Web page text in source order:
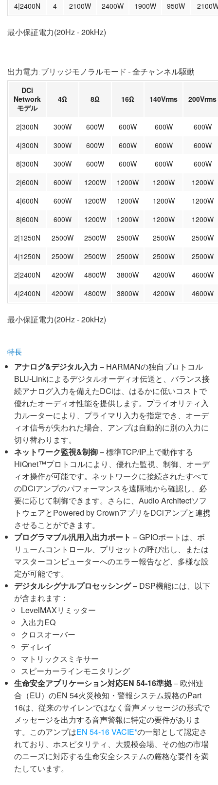
4|2400N
4 2100W 2400W 1900W 950W
最小保証電力(20Hz - 20kHz)
出力電力: ブリッジモノラルモード - 全チャンネル駆動
DCi
Network
モデル
4Ω 8Ω 16Ω 140Vrms 200Vrms
2|300N 300W 600W 600W 600W
600W
4|300N
300W 600W 600W 600W
600W
8|300N
300W 600W 600W 600W
600W
2|600N
600W 1200W 1200W 1200W
1200W
4|600N
600W 1200W 1200W 1200W
1200W
8|600N
600W 1200W 1200W 1200W
1200W
2|1250N
2500W 2500W 2500W 2500W
2500W
4|1250N
2500W 2500W 2500W 2500W
2500W
2|2400N
4200W 4800W 3800W 4200W
4600W
4|2400N
4200W 4800W 3800W 4200W 4600W
最小保証電力(20Hz - 20kHz)
特長
アナログ&デジタル入力 – HARMANの独自プロトコル
BLU-Linkによるデジタルオーディオ伝送と、バランス接
続アナログ入力を備えたDCiは、はるかに低いコストで
優れたオーディオ性能を提供します。プライオリティ入
力ルーターにより、プライマリ入力を指定でき、オーデ
ィオ信号が失われた場合、アンプは自動的に別の入力に
切り替わります。
ネットワーク監視&制御– 標準TCP/IP上で動作する
HiQnet™プロトコルにより、優れた監視、制御、オーデ
ィオ操作が可能です。ネットワークに接続されたすべて
のDCiアンプのパフォーマンスを遠隔地から確認し、必
要に応じて制御できます。さらに、Audio Architectソフ
トウェアとPowered by CrownアプリをDCiアンプと連携
させることができます。
プログラマブル汎用入出力ポート – GPIOポートは、ボ
リュームコントロール、プリセットの呼び出し、または
マスターコンピューターへのエラー報告など、多様な設
定が可能です。
デジタルシグナルプロセッシング– DSP機能には、以下
が含まれます：
LevelMAXリミッター
入出力EQ
クロスオーバー
ディレイ
マトリックスミキサー
スピーカーラインモニタリング
生命安全アプリケーション対応EN 54-16準拠– 欧州連
合（EU）のEN 54火災検知・警報システム規格のPart
16は、従来のサイレンではなく音声メッセージの形式で
メッセージを出力する音声警報に特定の要件がありま
す。このアンプはEN 54-16 VACIE*の一部として認定さ
れており、ホスピタリティ、大規模会場、その他の市場
のニーズに対応する生命安全システムの厳格な要件を満
たしています。